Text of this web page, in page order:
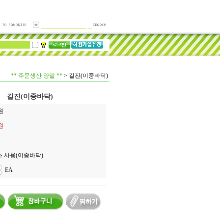
** 주문생산 양말 ** > 길진(이중바닥)
길진(이중바닥)
사용(이중바닥)
EA